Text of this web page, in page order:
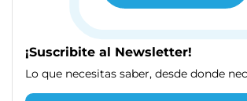
¡Suscribite al Newsletter!
Lo que necesitas saber, desde donde